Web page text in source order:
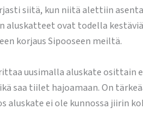
siitä, kun niitä alettiin
aluskatteet ovat todella
korjaus Sipooseen meiltä.
uusimalla aluskate
saa tiilet hajoamaan. On
aluskate ei ole kunnossa jiirin